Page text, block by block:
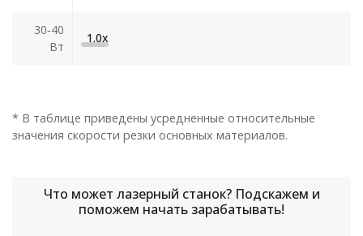
30‑40
Вт
1.0х
* В таблице приведены усредненные относительные
значения скорости резки основных материалов.
Что может лазерный станок? Подскажем и
поможем начать зарабатывать!